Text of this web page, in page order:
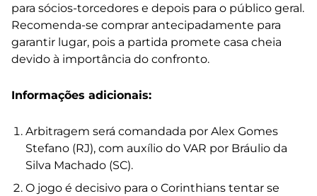
para sócios-torcedores e depois para o público geral.
Recomenda-se comprar antecipadamente para
garantir lugar, pois a partida promete casa cheia
devido à importância do confronto.
Informações adicionais:
Arbitragem será comandada por Alex Gomes
Stefano (RJ), com auxílio do VAR por Bráulio da
Silva Machado (SC).
O jogo é decisivo para o Corinthians tentar se